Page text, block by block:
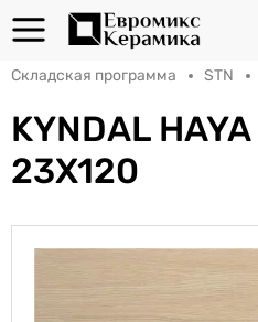
Складская программа STN
KYNDAL HAYA
23X120